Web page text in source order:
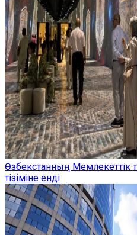
Өзбекстанның Мемлекеттік
тізіміне енді